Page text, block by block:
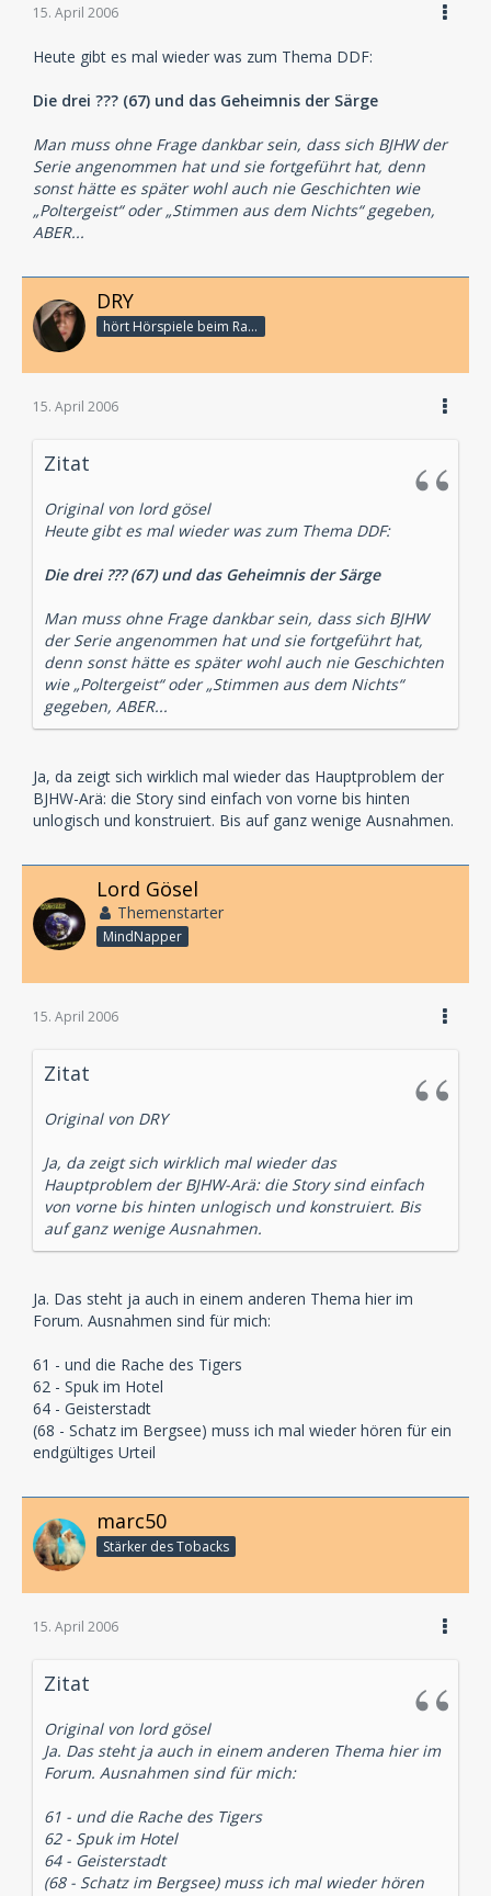
15. April 2006
Heute gibt es mal wieder was zum Thema DDF:
Die drei ??? (67) und das Geheimnis der Särge
Man muss ohne Frage dankbar sein, dass sich BJHW der
Serie angenommen hat und sie fortgeführt hat, denn
sonst hätte es später wohl auch nie Geschichten wie
„Poltergeist“ oder „Stimmen aus dem Nichts“ gegeben,
ABER...
DRY
hört Hörspiele beim Rasenmähen
15. April 2006
Zitat
Original von lord gösel
Heute gibt es mal wieder was zum Thema DDF:
Die drei ??? (67) und das Geheimnis der Särge
Man muss ohne Frage dankbar sein, dass sich BJHW
der Serie angenommen hat und sie fortgeführt hat,
denn sonst hätte es später wohl auch nie Geschichten
wie „Poltergeist“ oder „Stimmen aus dem Nichts“
gegeben, ABER...
Ja, da zeigt sich wirklich mal wieder das Hauptproblem der
BJHW-Arä: die Story sind einfach von vorne bis hinten
unlogisch und konstruiert. Bis auf ganz wenige Ausnahmen.
Lord Gösel
Themenstarter
MindNapper
15. April 2006
Zitat
Original von DRY
Ja, da zeigt sich wirklich mal wieder das
Hauptproblem der BJHW-Arä: die Story sind einfach
von vorne bis hinten unlogisch und konstruiert. Bis
auf ganz wenige Ausnahmen.
Ja. Das steht ja auch in einem anderen Thema hier im
Forum. Ausnahmen sind für mich:
61 - und die Rache des Tigers
62 - Spuk im Hotel
64 - Geisterstadt
(68 - Schatz im Bergsee) muss ich mal wieder hören für ein
endgültiges Urteil
marc50
Stärker des Tobacks
15. April 2006
Zitat
Original von lord gösel
Ja. Das steht ja auch in einem anderen Thema hier im
Forum. Ausnahmen sind für mich:
61 - und die Rache des Tigers
62 - Spuk im Hotel
64 - Geisterstadt
(68 - Schatz im Bergsee) muss ich mal wieder hören